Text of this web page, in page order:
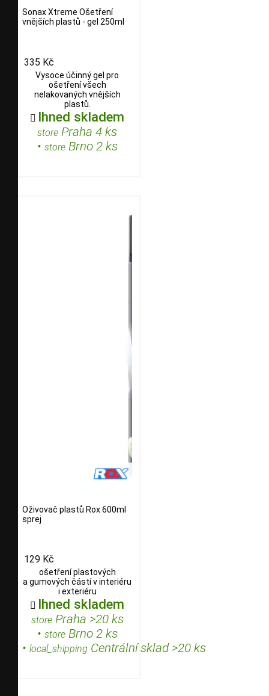
Sonax Xtreme Ošetření
vnějších plastů - gel 250ml
335 Kč
Vysoce účinný gel pro
ošetření všech
nelakovaných vnějších
plastů.
 Ihned skladem
store Praha 4 ks
• storeBrno 2 ks
Oživovač plastů Rox 600ml
sprej
129 Kč
ošetření plastových
a gumových částí v interiéru
i exteriéru
 Ihned skladem
storePraha >20 ks
• storeBrno 2 ks
• local_shipping Centrální sklad >20 ks